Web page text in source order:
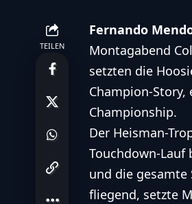
TEILEN
Fernando
Montagabend
setzten die
Champion-
Championship.
Der Heisman-
Touchdown-Lauf
und die gesamte
fliegend, setzte